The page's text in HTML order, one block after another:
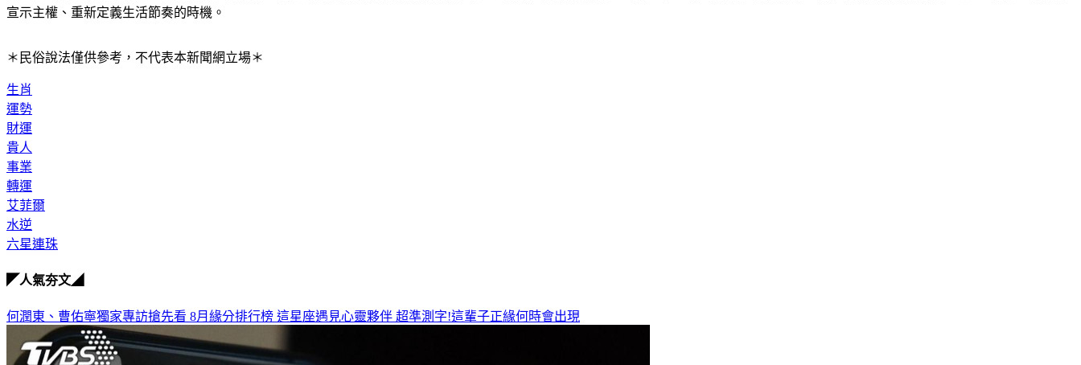
宣示主權、重新定義生活節奏的時機。
＊民俗說法僅供參考，不代表本新聞網立場＊
生肖
運勢
財運
貴人
事業
轉運
艾菲爾
水逆
六星連珠
◤人氣夯文◢
何潤東、曹佑寧獨家專訪搶先看 8月緣分排行榜 這星座遇見心靈夥伴 超準測字!這輩子正緣何時會出現